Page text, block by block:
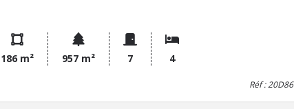
rénover(65 m²) et garage (100 m²). Terrain de 957 m² bordé par
la rivière.
186 m²
957 m² 7 4
Réf : 20D86